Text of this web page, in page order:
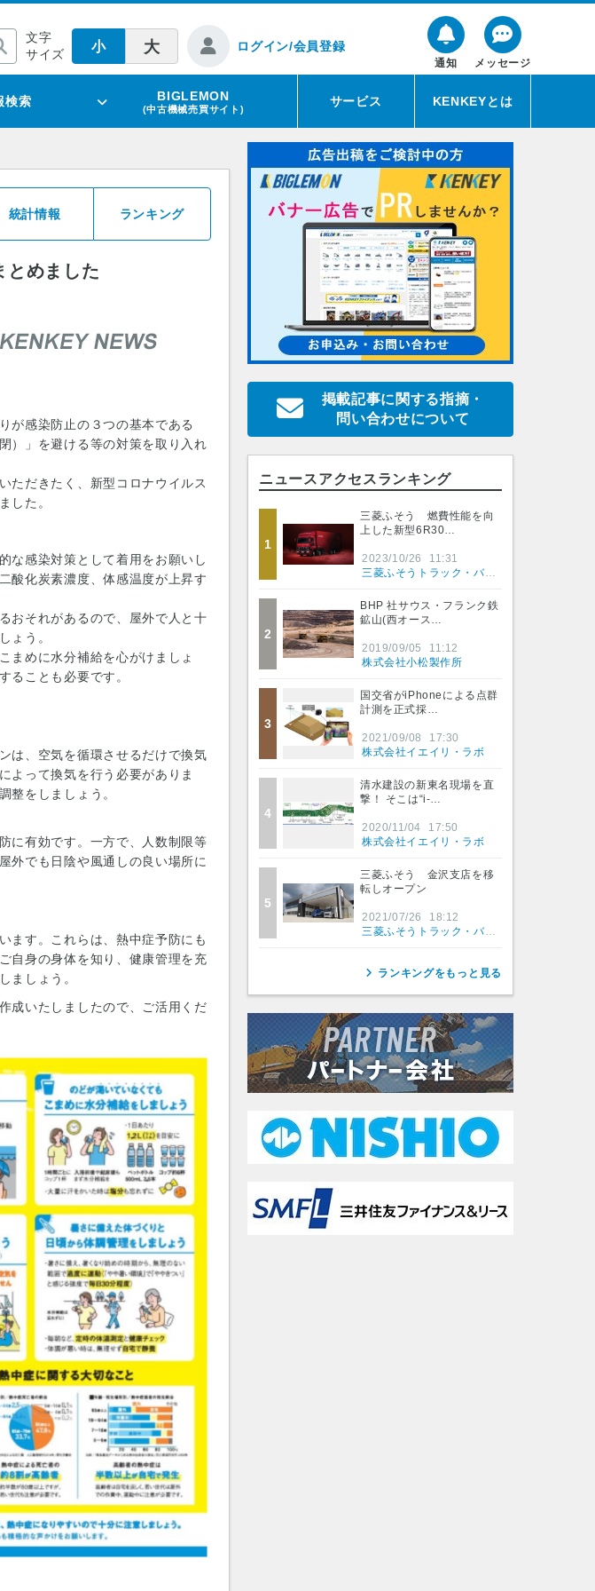
通知 メッセージ
文字
サイズ
小 大 ログイン/会員登録
検索 BIGLEMON
(中古機械売買サイト)
サービス KENKEYとは
統計情報 ランキング
とめました
が感染防止の３つの基本である
）」を避ける等の対策を取り入れ
ただきたく、新型コロナウイルス
した。
な感染対策として着用をお願いし
酸化炭素濃度、体感温度が上昇す
おそれがあるので、屋外で人と十
ょう。
まめに水分補給を心がけましょ
ることも必要です。
は、空気を循環させるだけで換気
よって換気を行う必要がありま
整をしましょう。
に有効です。一方で、人数制限等
外でも日陰や風通しの良い場所に
ます。これらは、熱中症予防にも
自身の身体を知り、健康管理を充
ましょう。
成いたしましたので、ご活用くだ
掲載記事に関する指摘・
問い合わせについて
ニュースアクセスランキング
1
三菱ふそう 燃費性能を向
上した新型6R30…
2023/10/26
11:31
三菱ふそうトラック・バス株式会社
2
BHP 社サウス・フランク鉄
鉱山(西オース…
2019/09/05
11:12
株式会社小松製作所
3
国交省がiPhoneによる点群
計測を正式採…
2021/09/08
17:30
株式会社イエイリ・ラボ
4
清水建設の新東名現場を直
撃！ そこは“i-…
2020/11/04
17:50
株式会社イエイリ・ラボ
5
三菱ふそう 金沢支店を移
転しオープン
2021/07/26
18:12
三菱ふそうトラック・バス株式会社
ランキングをもっと見る